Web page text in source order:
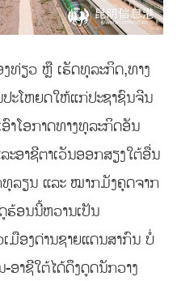
ທ່ຽວ ຫຼື ເຮັດທຸລະກິດ,ທາງ
ະໂຫຍດໃຫ້ແກ່ປະຊາຊົນຈີນ
າໂອກາດທາງທຸລະກິດອັນ
ອາຊີຕາເວັນອອກສຽງໃຕ້ອື່ນ
ລຽນ ແລະ ໝາກມັງຄຸດຈາກ
ຮ້ອນນີ້ຫວານເປັນ
ມືອງດ່ານຊາຍແດນສາກົນ ບໍ່
ອາຊີໃຕ້ໄດ້ດຶງດູດນັກວາງ